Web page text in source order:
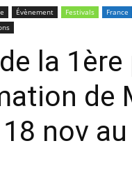
Évènement Festivals France
la
de
nov